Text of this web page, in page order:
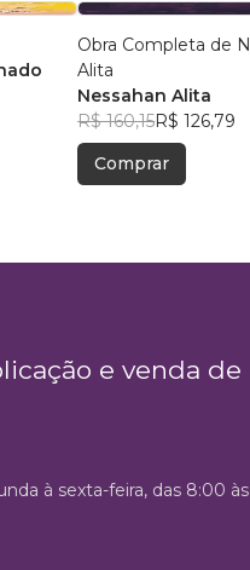
Obra Completa de
Alita
Nessahan Alita
R$ 160,15R$ 126,79
Comprar
e venda de
à sexta-feira, das 8:00